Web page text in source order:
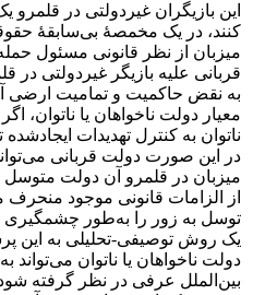
این بازیگران غیردولتی در
کنند، در یک مخمصۀ بی‌سابقۀ
میزبان از نظر قانونی مسئول
قربانی علیه بازیگر غیردولتی
به نقض حاکمیت و تمامیت ارضی
معیار دولت ناخواهان یا ناتوان،
ناتوان به کنترل تهدیدات
در این صورت دولت قربانی
میزبان در قلمرو آن دولت متوسل
از الزامات قانونی موجود
توسل به زور را به‌طور چشمگیری
یک روش توصیفی-تحلیلی به این
دولت ناخواهان یا ناتوان
بین‌الملل عرفی در نظر گرفته